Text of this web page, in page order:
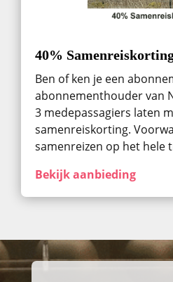
40%
Ben of ken je een
abonnementhouder van
3 medepassagiers laten
samenreiskorting.
samenreizen op het hele
Bekijk aanbieding